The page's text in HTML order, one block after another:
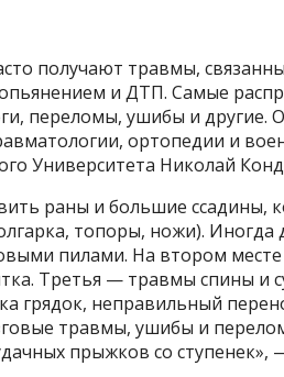
получают травмы,
и ДТП. Самые
переломы, ушибы и другие.
ортопедии и
Университета Николай
раны и большие ссадины,
топоры, ножи).
пилами. На втором
Третья — травмы спины и
грядок, неправильный
травмы, ушибы и
прыжков со ступенек»,